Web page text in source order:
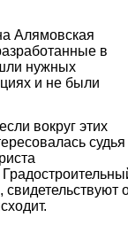
Алямовская
в
нужных
и не были
вокруг этих
судья